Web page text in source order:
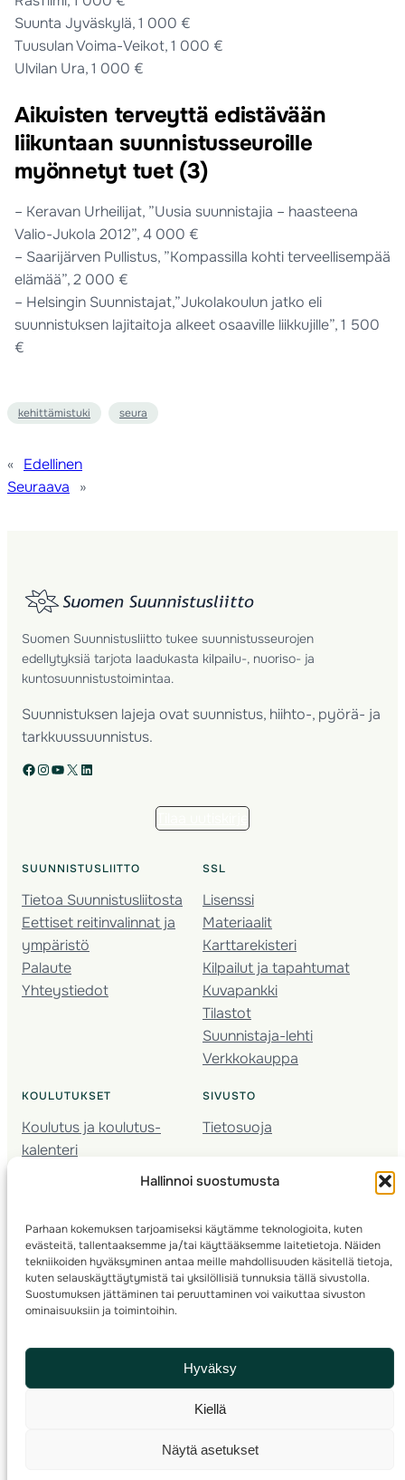
Hallinnoi suostumusta
Parhaan kokemuksen tarjoamiseksi käytämme teknologioita, kuten
evästeitä, tallentaaksemme ja/tai käyttääksemme laitetietoja. Näiden
tekniikoiden hyväksyminen antaa meille mahdollisuuden käsitellä tietoja,
kuten selauskäyttäytymistä tai yksilöllisiä tunnuksia tällä sivustolla.
Suostumuksen jättäminen tai peruuttaminen voi vaikuttaa sivuston
ominaisuuksiin ja toimintoihin.
Hyväksy
Kiellä
Näytä asetukset
Suunta Jyväskylä, 1 000 €
Tuusulan Voima-Veikot, 1 000 €
Ulvilan Ura, 1 000 €
Aikuisten terveyttä edistävään
liikuntaan suunnistusseuroille
myönnetyt tuet (3)
– Keravan Urheilijat, ”Uusia suunnistajia – haasteena
Valio-Jukola 2012”, 4 000 €
– Saarijärven Pullistus, ”Kompassilla kohti terveellisempää
elämää”, 2 000 €
– Helsingin Suunnistajat,”Jukolakoulun jatko eli
suunnistuksen lajitaitoja alkeet osaaville liikkujille”, 1 500
€
kehittämistuki seura
« Edellinen
Seuraava
»
Suomen Suunnistusliitto tukee suunnistusseurojen
edellytyksiä tarjota laadukasta kilpailu-, nuoriso- ja
kuntosuunnistustoimintaa.
Suunnistuksen lajeja ovat suunnistus, hiihto-, pyörä- ja
tarkkuussuunnistus.
Facebook Instagram YouTube X LinkedIn
SUUNNISTUSLIITTO
Tietoa Suunnistusliitosta
Eettiset reitinvalinnat ja
ympäristö
Palaute
Yhteystiedot
SSL
Lisenssi
Materiaalit
Karttarekisteri
Kilpailut ja tapahtumat
Kuvapankki
Tilastot
Suunnistaja-lehti
Verkkokauppa
KOULUTUKSET
Koulutus ja koulutus­
kalenteri
Nuorison koulutukset
Kartoitus
Ratamestari
SIVUSTO
Tietosuoja
© 2025 ·Suomen Suunnistusliitto· Valimotie 10, 00380 Helsinki, Finland
info(a)suunnistusliitto.fi,Rastilipun asiat: rastilippu(a)suunnistusliitto.fi
Kilpailut ja kuntorastit – Rastilippu:::Rastilipun ohjeet